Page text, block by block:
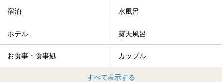
宿泊 水風呂
ホテル 露天風呂
お食事・食事処 カップル
すべて表示する